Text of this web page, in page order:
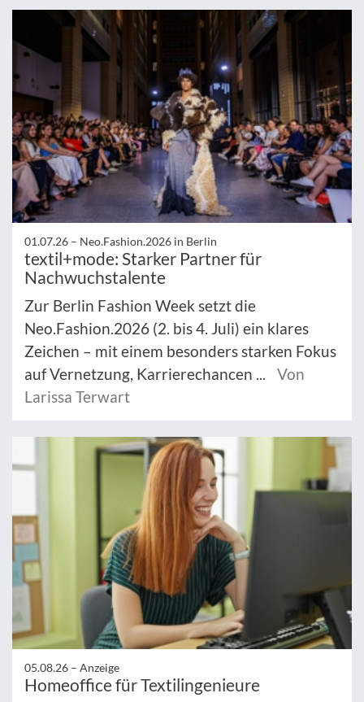
01.07.26 – Neo.Fashion.2026 in Berlin
textil+mode: Starker Partner für
Nachwuchstalente
Zur Berlin Fashion Week setzt die
Neo.Fashion.2026 (2. bis 4. Juli) ein klares
Zeichen – mit einem besonders starken Fokus
auf Vernetzung, Karrierechancen ...
Von
Larissa Terwart
05.08.26 – Anzeige
Homeoffice für Textilingenieure